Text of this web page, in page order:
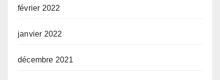
février 2022
janvier 2022
décembre 2021